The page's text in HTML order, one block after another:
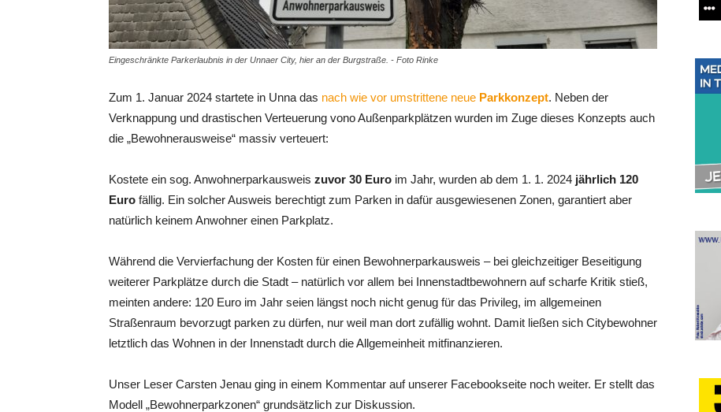
Eingeschränkte Parkerlaubnis in der Unnaer City, hier an der Burgstraße. - Foto Rinke
Zum 1. Januar 2024 startete in Unna das nach wie vor umstrittene neue Parkkonzept. Neben der
Verknappung und drastischen Verteuerung vono Außenparkplätzen wurden im Zuge dieses Konzepts auch
die „Bewohnerausweise“ massiv verteuert:
Kostete ein sog. Anwohnerparkausweis zuvor 30 Euro im Jahr, wurden ab dem 1. 1. 2024 jährlich 120
Euro fällig. Ein solcher Ausweis berechtigt zum Parken in dafür ausgewiesenen Zonen, garantiert aber
natürlich keinem Anwohner einen Parkplatz.
Während die Vervierfachung der Kosten für einen Bewohnerparkausweis – bei gleichzeitiger Beseitigung
weiterer Parkplätze durch die Stadt – natürlich vor allem bei Innenstadtbewohnern auf scharfe Kritik stieß,
meinten andere: 120 Euro im Jahr seien längst noch nicht genug für das Privileg, im allgemeinen
Straßenraum bevorzugt parken zu dürfen, nur weil man dort zufällig wohnt. Damit ließen sich Citybewohner
letztlich das Wohnen in der Innenstadt durch die Allgemeinheit mitfinanzieren.
Unser Leser Carsten Jenau ging in einem Kommentar auf unserer Facebookseite noch weiter. Er stellt das
Modell „Bewohnerparkzonen“ grundsätzlich zur Diskussion.